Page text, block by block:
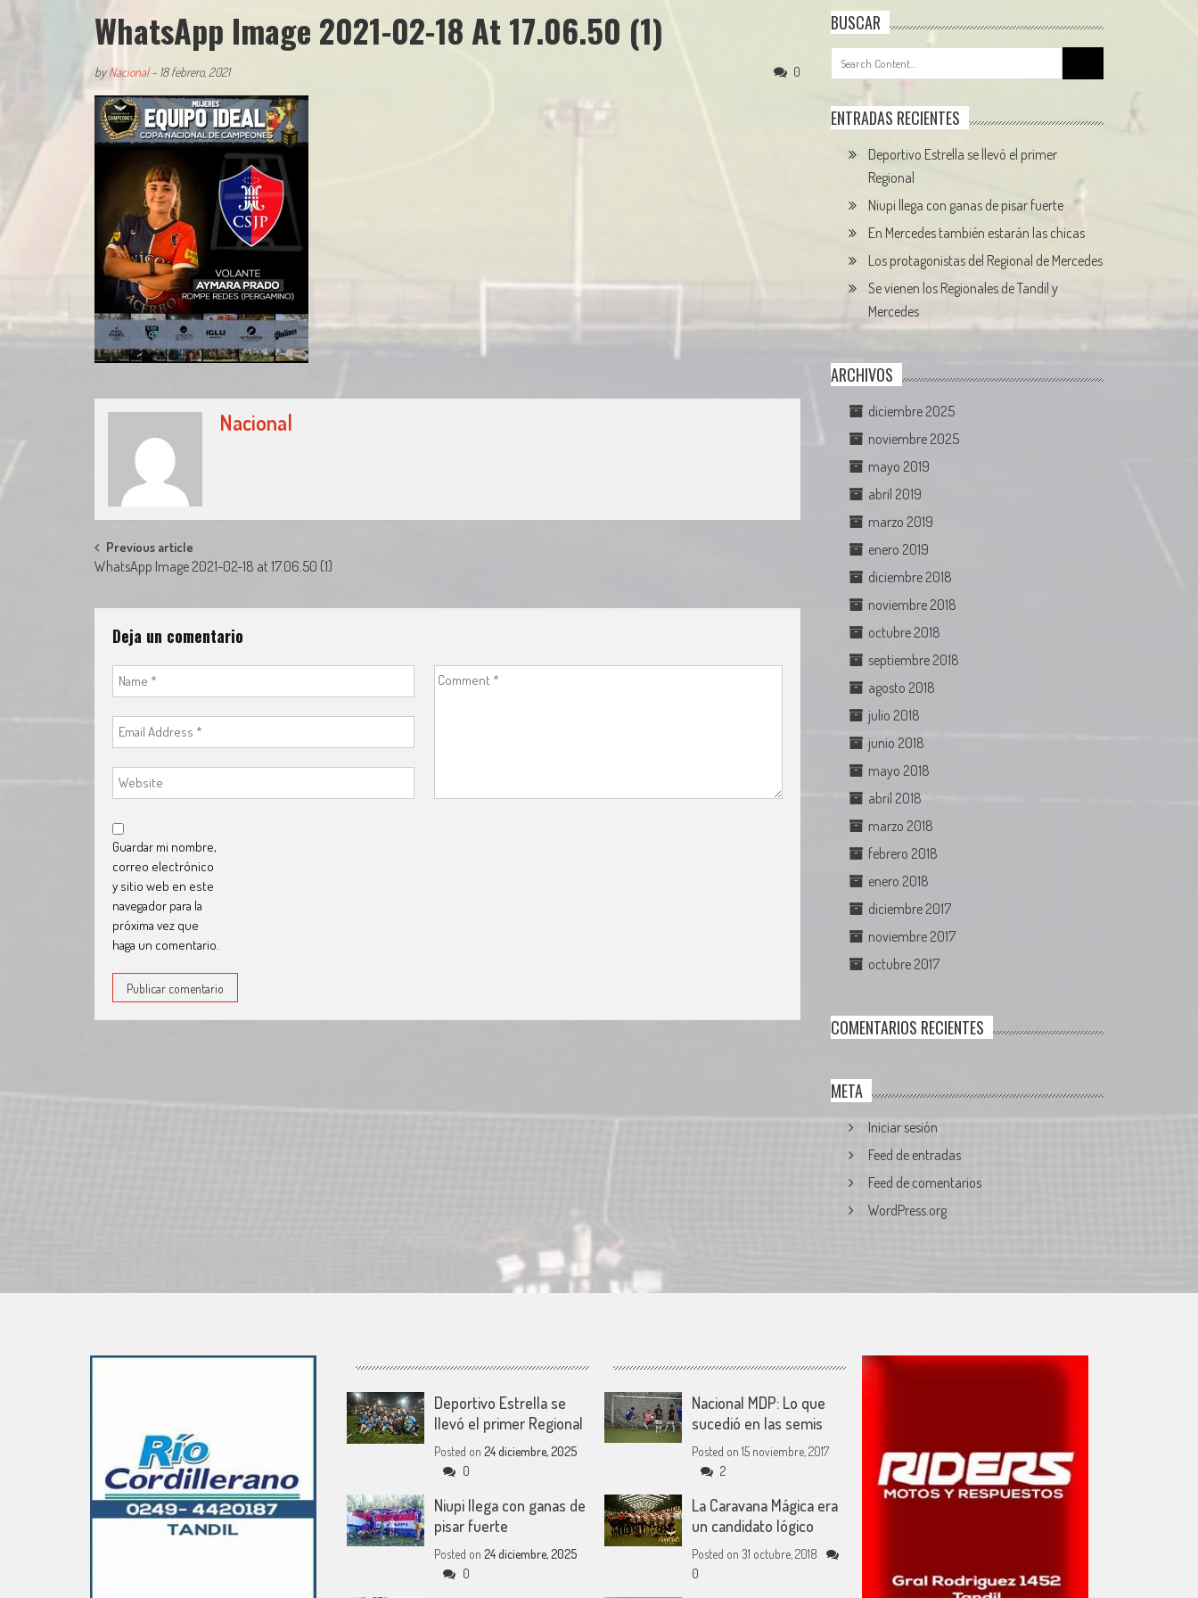
WhatsApp Image 2021-02-18 At 17.06.50 (1)
byNacional- 18 febrero, 2021 0
Nacional
Post
navigation
Previous article
WhatsApp Image 2021-02-18 at 17.06.50 (1)
Deja un comentario
Guardar mi nombre,
correo electrónico
y sitio web en este
navegador para la
próxima vez que
haga un comentario.
BUSCAR
ENTRADAS RECIENTES
Deportivo Estrella se llevó el primer
Regional
Niupi llega con ganas de pisar fuerte
En Mercedes también estarán las chicas
Los protagonistas del Regional de Mercedes
Se vienen los Regionales de Tandil y
Mercedes
ARCHIVOS
diciembre 2025
noviembre 2025
mayo 2019
abril 2019
marzo 2019
enero 2019
diciembre 2018
noviembre 2018
octubre 2018
septiembre 2018
agosto 2018
julio 2018
junio 2018
mayo 2018
abril 2018
marzo 2018
febrero 2018
enero 2018
diciembre 2017
noviembre 2017
octubre 2017
COMENTARIOS RECIENTES
META
Iniciar sesión
Feed de entradas
Feed de comentarios
WordPress.org
Deportivo Estrella se
llevó el primer Regional
Posted on 24 diciembre, 2025
0
Niupi llega con ganas de
pisar fuerte
Posted on 24 diciembre, 2025
0
Nacional MDP: Lo que
sucedió en las semis
Posted on 15 noviembre, 2017
2
La Caravana Mágica era
un candidato lógico
Posted on 31 octubre, 2018
0